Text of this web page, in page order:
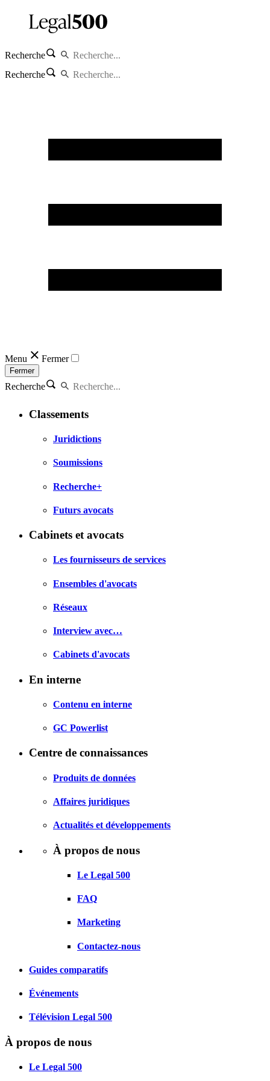
Recherche
Recherche
Menu Fermer
Fermer
Recherche
Classements
Juridictions
Soumissions
Recherche+
Futurs avocats
Cabinets et avocats
Les fournisseurs de services
Ensembles d'avocats
Réseaux
Interview avec…
Cabinets d'avocats
En interne
Contenu en interne
GC Powerlist
Centre de connaissances
Produits de données
Affaires juridiques
Actualités et développements
À propos de nous
Le Legal 500
FAQ
Marketing
Contactez-nous
Guides comparatifs
Événements
Télévision Legal 500
À propos de nous
Le Legal 500